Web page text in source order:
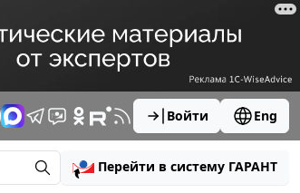
Войти Eng
Перейти в систему ГАРАНТ